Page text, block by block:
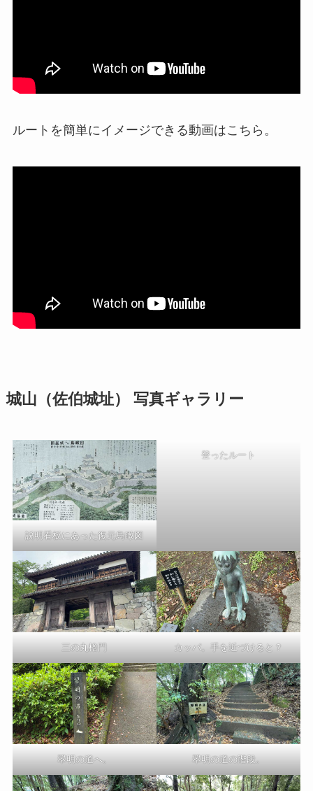
ルートを簡単にイメージできる動画はこちら。
城山（佐伯城址） 写真ギャラリー
説明看板にあった復元鳥瞰図
登ったルート
三の丸櫓門 カッパ。手を近づけると？
翠明の道へ。 翠明の道の階段。